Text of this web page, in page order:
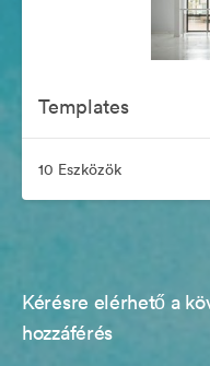
Templates
10 Eszközök
Kérésre elérhető a
hozzáférés